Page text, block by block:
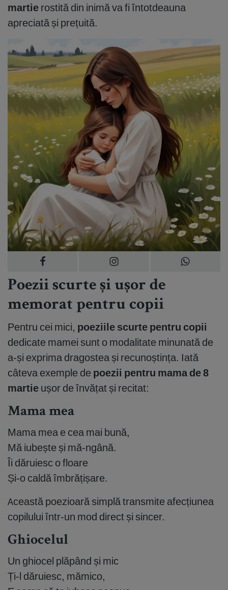
martie rostită din inimă va fi întotdeauna
apreciată și prețuită.
Poezii scurte și ușor de
memorat pentru copii
Pentru cei mici, poeziile scurte pentru copii
dedicate mamei sunt o modalitate minunată de
a-și exprima dragostea și recunoștința. Iată
câteva exemple de poezii pentru mama de 8
martie ușor de învățat și recitat:
Mama mea
Mama mea e cea mai bună,
Mă iubește și mă-ngână.
Îi dăruiesc o floare
Și-o caldă îmbrățișare.
Această poezioară simplă transmite afecțiunea
copilului într-un mod direct și sincer.
Ghiocelul
Un ghiocel plăpând și mic
Ți-l dăruiesc, mămico,